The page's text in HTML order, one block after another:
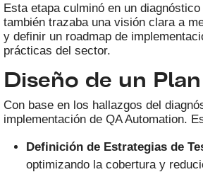
Esta etapa culminó en un
también trazaba una visión clara a
y definir un roadmap de
prácticas del sector.
Diseño de un
Con base en los hallazgos del
implementación de QA Automation.
Definición de Estrategias de
optimizando la cobertura y